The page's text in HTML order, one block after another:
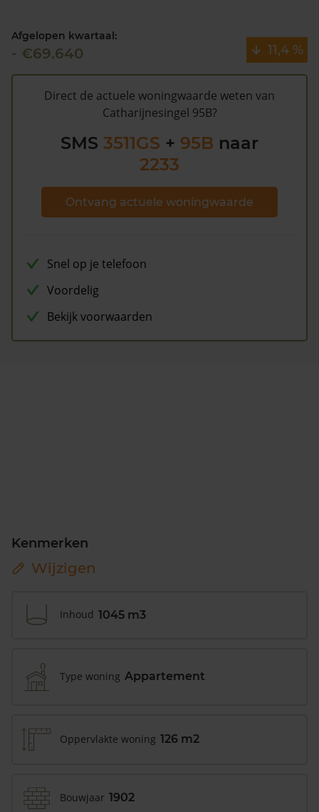
Catharijnesingel 95B heeft volgens de gemeente
Utrecht een WOZ waarde van €522.000 (2020). Volgens
Kadasterdata is de kans laag dat deze waarde te hoog
is en dat er bespaard zou kunnen worden op de
gemeentelijke belastingen. Met hetgratis WOZ alarm
waarde en kansen op besparing. Schrijf uhiergratis in.
Afgelopen kwartaal:
- €69.640 11,4 %
Direct de actuele woningwaarde weten van
Catharijnesingel 95B?
SMS 3511GS + 95B naar
2233
Ontvang actuele woningwaarde
Snel op je telefoon
Voordelig
Bekijk voorwaarden
Kenmerken
Wijzigen
Inhoud 1045 m3
Type woning Appartement
Oppervlakte woning 126 m2
Bouwjaar 1902